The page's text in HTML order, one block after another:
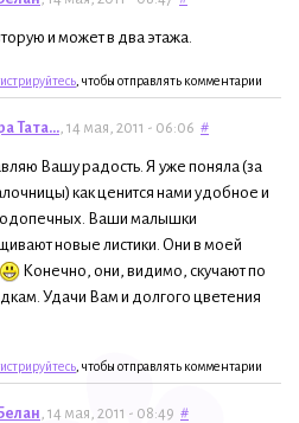
и может в два этажа.
, чтобы отправлять комментарии
Тата..., 14 мая, 2011 - 06:06 #
Вашу радость. Я уже поняла (за
как ценится нами удобное и
Ваши малышки
новые листики. Они в моей
Конечно, они, видимо, скучают по
Удачи Вам и долгого цветения
, чтобы отправлять комментарии
, 14 мая, 2011 - 08:49 #